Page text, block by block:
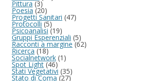
Pittura(3)
Poesia (20)
Progetti Sanitari (47)
Protocolli(5)
Psicoanalisi (19)
Gruppi Esperenziali (5)
Racconti a margine (62)
Ricerca(18)
Socialnetwork (1)
Spot Light(46)
Stati Vegetativi (35)
Stato di Coma(27)